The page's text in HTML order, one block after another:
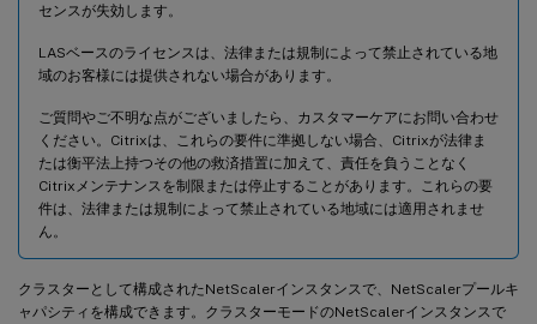
センスが失効します。
LASベースのライセンスは、法律または規制によって禁止されている地
域のお客様には提供されない場合があります。
ご質問やご不明な点がございましたら、カスタマーケアにお問い合わせ
ください。Citrixは、これらの要件に準拠しない場合、Citrixが法律ま
たは衡平法上持つその他の救済措置に加えて、責任を負うことなく
Citrixメンテナンスを制限または停止することがあります。これらの要
件は、法律または規制によって禁止されている地域には適用されませ
ん。
クラスターとして構成されたNetScalerインスタンスで、NetScalerプールキ
ャパシティを構成できます。クラスターモードのNetScalerインスタンスで